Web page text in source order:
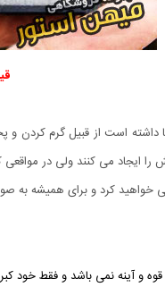
داشته است از قبیل گرم
را ایجاد می کنند ولی در
خواهید کرد و برای همیشه
و آینه نمی باشد و فقط خود